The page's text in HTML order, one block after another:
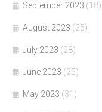
September 2023 (18)
August 2023 (25)
July 2023 (28)
June 2023 (25)
May 2023 (31)